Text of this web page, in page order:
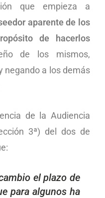
que empieza a
aparente de los
de hacerlos
de los mismos,
negando a los demás
de la Audiencia
3ª) del dos de
el plazo de
para algunos ha